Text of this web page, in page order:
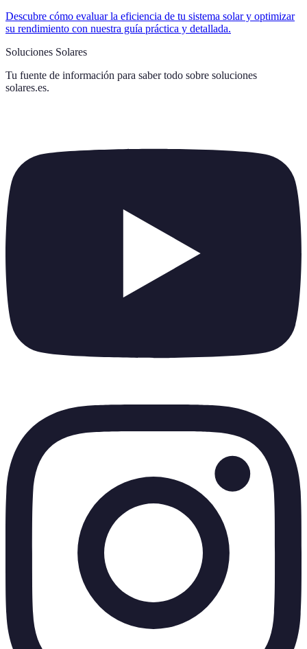
Descubre cómo evaluar la eficiencia de tu sistema solar y optimizar
su rendimiento con nuestra guía práctica y detallada.
Soluciones Solares
Tu fuente de información para saber todo sobre soluciones
solares.es.